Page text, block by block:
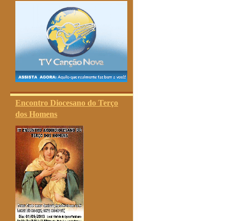
Encontro Diocesano do Terço
dos Homens